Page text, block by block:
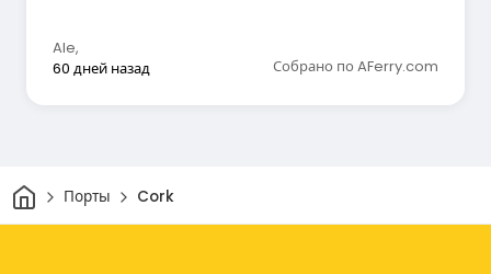
Ale,
60 дней назад
Собрано по AFerry.com
ДомПорты Cork